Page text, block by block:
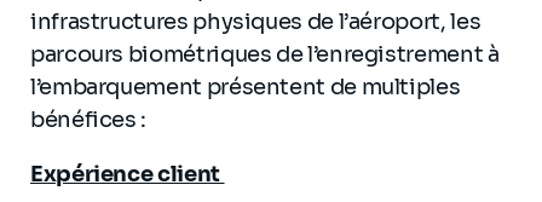
infrastructures physiques de l’aéroport, les
parcours biométriques de l’enregistrement à
l’embarquement présentent de multiples
bénéfices :
Expérience client